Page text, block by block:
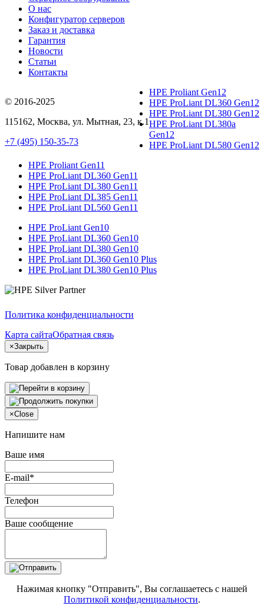
О нас
Конфигуратор серверов
Заказ и доставка
Гарантия
Новости
Статьи
Контакты
© 2016-2025
115162, Москва, ул. Мытная, 23, к.1
+7 (495) 150-35-73
HPE Proliant Gen12
HPE ProLiant DL360 Gen12
HPE ProLiant DL380 Gen12
HPE ProLiant DL380a
Gen12
HPE ProLiant DL580 Gen12
HPE Proliant Gen11
HPE ProLiant DL360 Gen11
HPE ProLiant DL380 Gen11
HPE ProLiant DL385 Gen11
HPE ProLiant DL560 Gen11
HPE ProLiant Gen10
HPE ProLiant DL360 Gen10
HPE ProLiant DL380 Gen10
HPE ProLiant DL360 Gen10 Plus
HPE ProLiant DL380 Gen10 Plus
Политика конфиденциальности
Карта сайтаОбратная связь
×Закрыть
Товар добавлен в корзину
×Close
Напишите нам
Ваше имя
E-mail*
Телефон
Ваше сообщение
Нажимая кнопку "Отправить", Вы соглашаетесь с нашей
Политикой конфиденциальности.